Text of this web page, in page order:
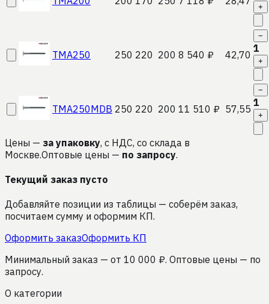
+
TMA250 250 220 200 8 540 ₽ 42,70
−
1
+
TMA250MDB 250 220 200 11 510 ₽ 57,55
−
1
+
Цены — за упаковку, с НДС, со склада в
Москве.Оптовые цены — по запросу.
Текущий заказ пусто
Добавляйте позиции из таблицы — соберём заказ,
посчитаем сумму и оформим КП.
Оформить заказОформить КП
Минимальный заказ — от 10 000 ₽. Оптовые цены — по
запросу.
О категории